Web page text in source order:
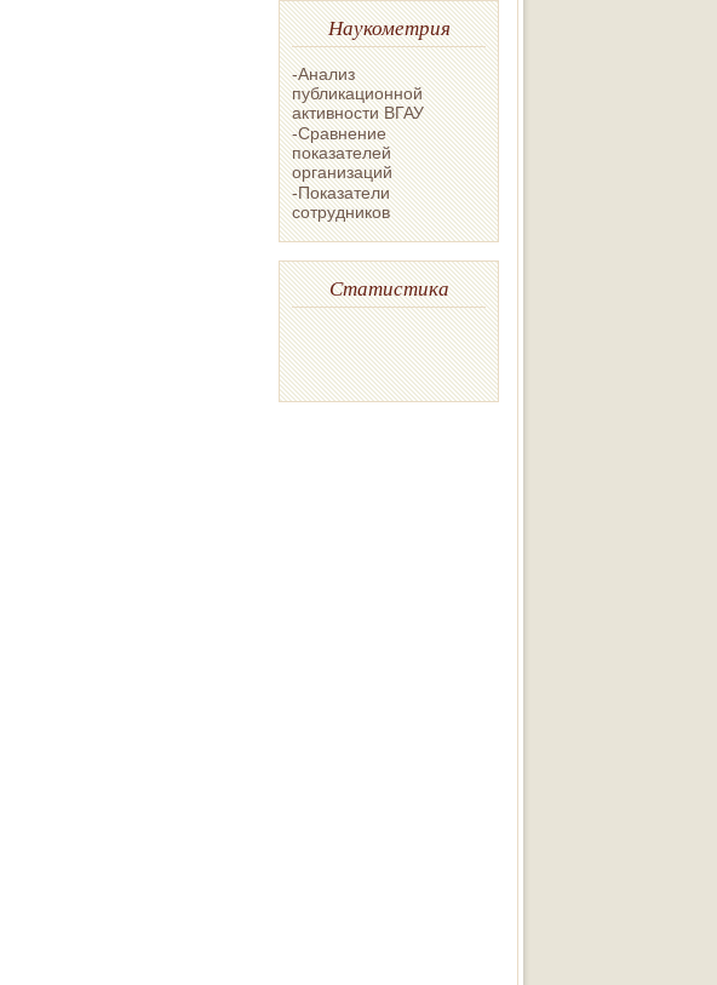
Наукометрия
-Анализ
публикационной
активности ВГАУ
-Сравнение
показателей
организаций
-Показатели
сотрудников
Статистика